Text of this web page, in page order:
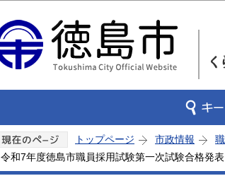
トップページ 市政情報
令和7年度徳島市職員採用試験第一次試験合格発表